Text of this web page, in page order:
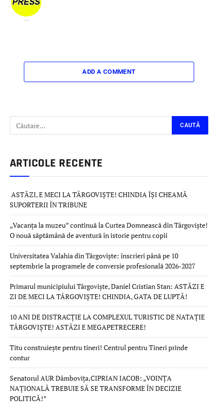
ADD A COMMENT
ARTICOLE RECENTE
ASTĂZI, E MECI LA TÂRGOVIȘTE! CHINDIA ÎȘI CHEAMĂ
SUPORTERII ÎN TRIBUNE
„Vacanța la muzeu” continuă la Curtea Domnească din Târgoviște!
O nouă săptămână de aventură în istorie pentru copii
Universitatea Valahia din Târgoviște: înscrieri până pe 10
septembrie la programele de conversie profesională 2026-2027
Primarul municipiului Târgoviște, Daniel Cristian Stan: ASTĂZI E
ZI DE MECI LA TÂRGOVIȘTE! CHINDIA, GATA DE LUPTĂ!
10 ANI DE DISTRACȚIE LA COMPLEXUL TURISTIC DE NATAȚIE
TÂRGOVIȘTE! ASTĂZI E MEGAPETRECERE!
Titu construiește pentru tineri! Centrul pentru Tineri prinde
contur
Senatorul AUR Dâmbovița,CIPRIAN IACOB: „VOINȚA
NAȚIONALĂ TREBUIE SĂ SE TRANSFORME ÎN DECIZIE
POLITICĂ!”